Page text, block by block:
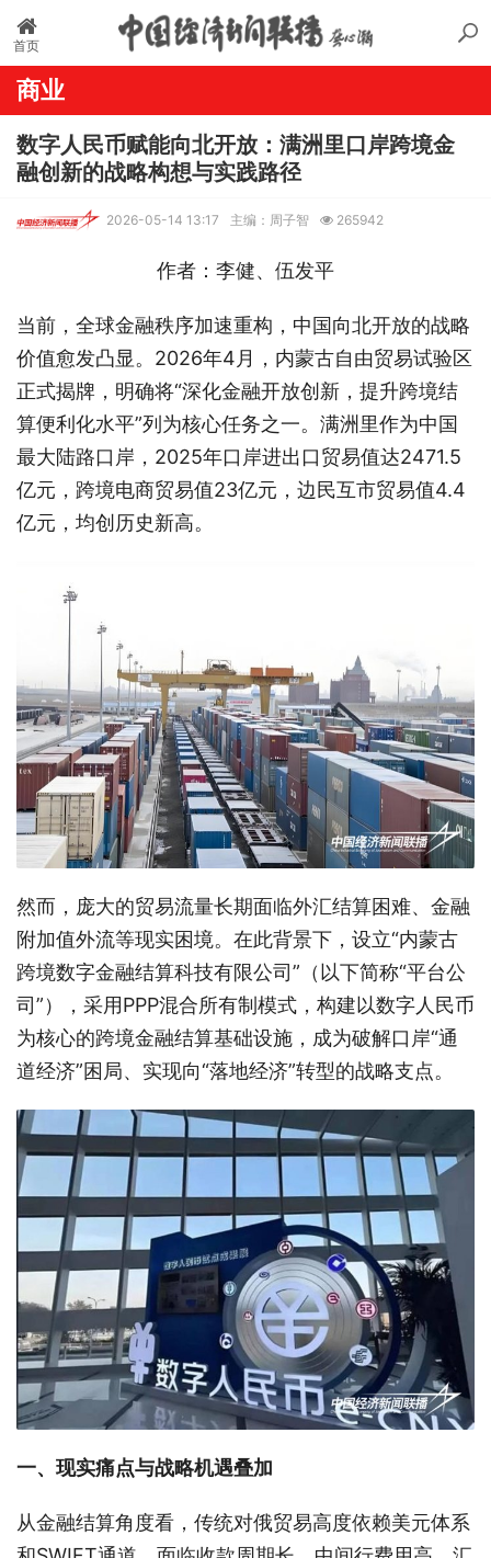
首页
商业
数字人民币赋能向北开放：满洲里口岸跨境金
融创新的战略构想与实践路径
2026-05-14 13:17 主编：周子智 265942
作者：李健、伍发平
当前，全球金融秩序加速重构，中国向北开放的战略
价值愈发凸显。2026年4月，内蒙古自由贸易试验区
正式揭牌，明确将“深化金融开放创新，提升跨境结
算便利化水平”列为核心任务之一。满洲里作为中国
最大陆路口岸，2025年口岸进出口贸易值达2471.5
亿元，跨境电商贸易值23亿元，边民互市贸易值4.4
亿元，均创历史新高。
然而，庞大的贸易流量长期面临外汇结算困难、金融
附加值外流等现实困境。在此背景下，设立“内蒙古
跨境数字金融结算科技有限公司”（以下简称“平台公
司”），采用PPP混合所有制模式，构建以数字人民币
为核心的跨境金融结算基础设施，成为破解口岸“通
道经济”困局、实现向“落地经济”转型的战略支点。
一、现实痛点与战略机遇叠加
从金融结算角度看，传统对俄贸易高度依赖美元体系